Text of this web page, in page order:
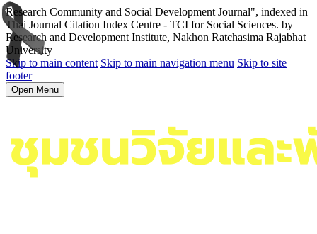
Research Community and Social Development Journal", indexed in
Thai Journal Citation Index Centre - TCI for Social Sciences. by
Research and Development Institute, Nakhon Ratchasima Rajabhat
University
Skip to main content Skip to main navigation menu Skip to site
footer
Open Menu